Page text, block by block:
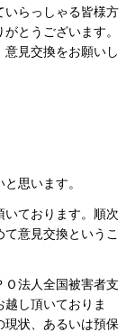
いらっしゃる皆様方
とうございます。
見交換をお願いし
思います。
ております。順次
意見交換というこ
Ｏ法人全国被害者支
し頂いておりま
現状、あるいは預保